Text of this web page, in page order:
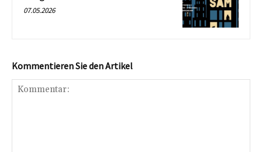
07.05.2026
Kommentieren Sie den Artikel